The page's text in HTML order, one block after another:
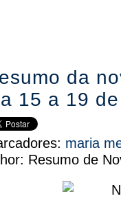
da
15 a 19
maria
Resumo de